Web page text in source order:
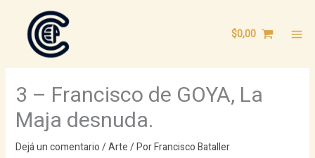
contenido
$0,00
3 – Francisco de GOYA, La
Maja desnuda.
Dejá un comentario/Arte/ PorFrancisco Bataller